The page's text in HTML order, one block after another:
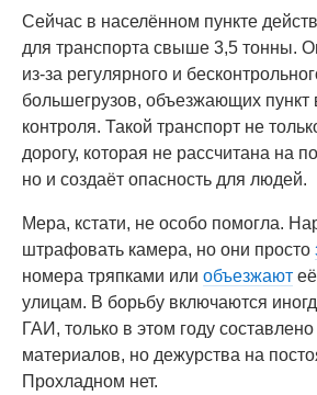
Сейчас в населённом пункте
для транспорта свыше 3,5 тонны.
из-за регулярного и
большегрузов, объезжающих пункт
контроля. Такой транспорт не
дорогу, которая не рассчитана на
но и создаёт опасность для людей.
Мера, кстати, не особо помогла.
штрафовать камера, но они просто
номера тряпками или объезжают
улицам. В борьбу включаются
ГАИ, только в этом году
материалов, но дежурства на
Прохладном нет.